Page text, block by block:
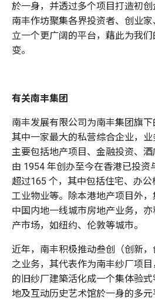
於一身，并透过多个项目打造初创
南丰作坊聚集各界投资者、创业
立一个更广阔的平台，藉此为我
变。
有关南丰集团
南丰发展有限公司为南丰集团旗
其中一家最大的私营综合企业，业
主要包括地产项目、金融投资、
由 1954 年创办至今在香港已投资
超过165 个，其中包括住宅、办
工业物业等。除本港地产项目外
中国内地一线城市房地产业务，
产市场，如纽约、伦敦等城市。
近年，南丰积极推动叁创（创新
之业务，其代表作为南丰纱厂项
的旧纱厂建築活化成一个集体验
地及互动历史艺术馆於一身的多